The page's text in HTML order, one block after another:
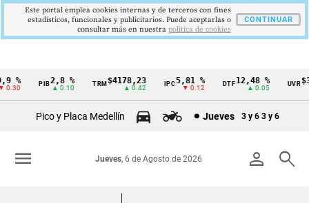
Cintillo
Colombia
2,8 %
▲ 0.10
TRM$4178,23
▲ 0.42
5,81 %
▼ 0.12
DTF12,48 %
▲ 0.05
UVR
Pico y Placa Medellín Jueves 3 y 6 3 y 6
person search
Jueves, 6 de Agosto de 2026
menu
Este portal emplea cookies internas y de terceros con fines
estadísticos, funcionales y publicitarios. Puede aceptarlas o
consultar más en nuestra politica de cookies
CONTINUAR